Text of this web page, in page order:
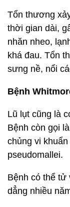
Tổn thương
thời gian dài,
nhăn nheo,
khá đau. Tổn
sưng nề, nổi
Bệnh
Lũ lụt cũng là
Bệnh còn gọi
chủng vi
pseudomallei.
Bệnh có thể tử
dẳng nhiều